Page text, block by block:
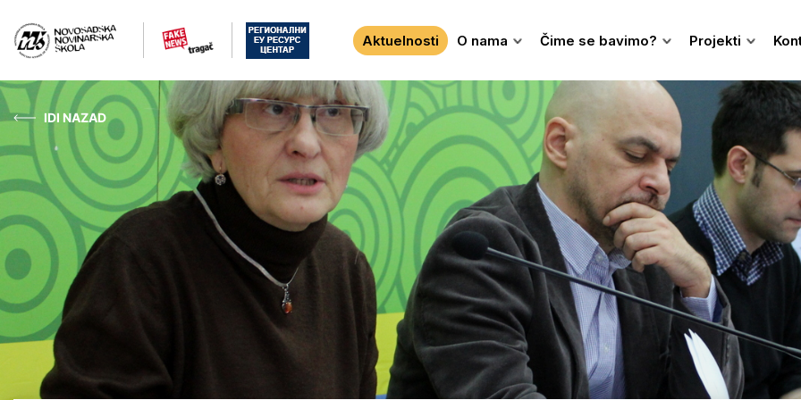
Aktuelnosti O nama Čime se bavimo? Projekti
IDI NAZAD